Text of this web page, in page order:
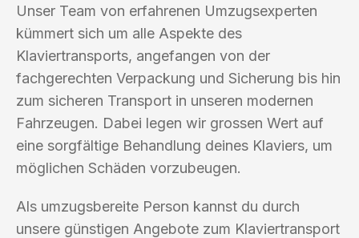
Unser Team von erfahrenen Umzugsexperten
kümmert sich um alle Aspekte des
Klaviertransports, angefangen von der
fachgerechten Verpackung und Sicherung bis hin
zum sicheren Transport in unseren modernen
Fahrzeugen. Dabei legen wir grossen Wert auf
eine sorgfältige Behandlung deines Klaviers, um
möglichen Schäden vorzubeugen.
Als umzugsbereite Person kannst du durch
unsere günstigen Angebote zum Klaviertransport